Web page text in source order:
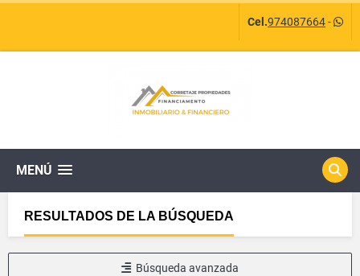
Cel.974087664-
MENÚ
RESULTADOS DE LA BÚSQUEDA
Búsqueda avanzada